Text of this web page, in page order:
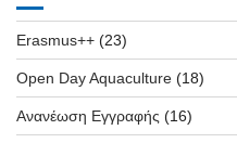
Erasmus++ (23)
Open Day Aquaculture (18)
Ανανέωση Εγγραφής (16)